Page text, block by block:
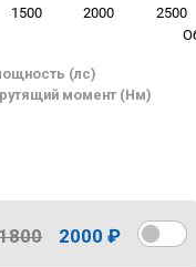
(лс)
момент (Нм)
1500 2000 2500
2000 ₽